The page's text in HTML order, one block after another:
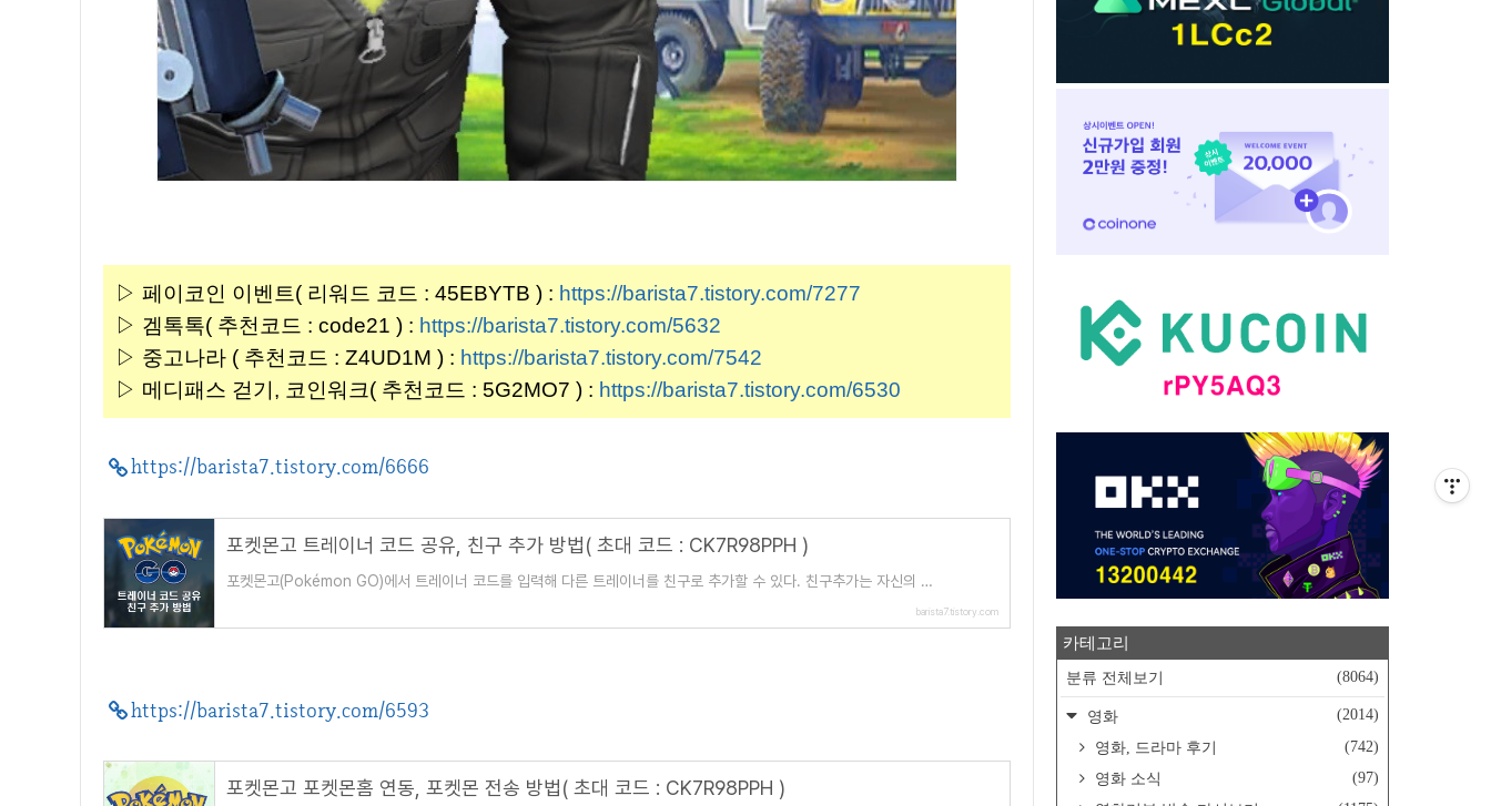
▷ 페이코인 이벤트( 리워드 코드 : 45EBYTB ) : https://barista7.tistory.com/7277
▷ 겜톡톡( 추천코드 : code21 ) : https://barista7.tistory.com/5632
▷ 중고나라 ( 추천코드 : Z4UD1M ) : https://barista7.tistory.com/7542
▷ 메디패스 걷기, 코인워크( 추천코드 : 5G2MO7 ) : https://barista7.tistory.com/6530
https://barista7.tistory.com/6666
포켓몬고 트레이너 코드 공유, 친구 추가 방법( 초대 코드 : CK7R98PPH )
포켓몬고(Pokémon GO)에서 트레이너 코드를 입력해 다른 트레이너를 친구로 추가할 수 있다. 친구추가는 자신의 트
barista7.tistory.com
https://barista7.tistory.com/6593
포켓몬고 포켓몬홈 연동, 포켓몬 전송 방법( 초대 코드 : CK7R98PPH )
카테고리
분류 전체보기 (8064)
영화
(2014)
영화, 드라마 후기
(742)
영화 소식
(97)